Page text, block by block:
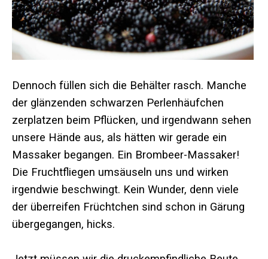
Dennoch füllen sich die Behälter rasch. Manche
der glänzenden schwarzen Perlenhäufchen
zerplatzen beim Pflücken, und irgendwann sehen
unsere Hände aus, als hätten wir gerade ein
Massaker begangen. Ein Brombeer-Massaker!
Die Fruchtfliegen umsäuseln uns und wirken
irgendwie beschwingt. Kein Wunder, denn viele
der überreifen Früchtchen sind schon in Gärung
übergegangen, hicks.